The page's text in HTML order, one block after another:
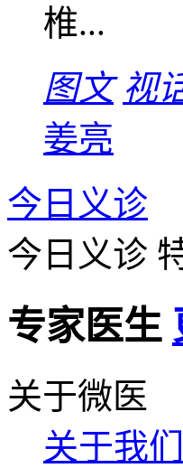
椎...
图文 视
姜亮
今日义诊
今日义诊
专家医生
关于微医
关于我们